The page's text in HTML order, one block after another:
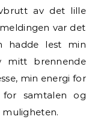
av det lille
var det
hadde lest min
mitt brennende
min energi for
samtalen og